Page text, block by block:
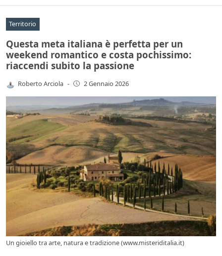
Territorio
Questa meta italiana è perfetta per un
weekend romantico e costa pochissimo:
riaccendi subito la passione
Roberto Arciola - 2 Gennaio 2026
Un gioiello tra arte, natura e tradizione (www.misteriditalia.it)